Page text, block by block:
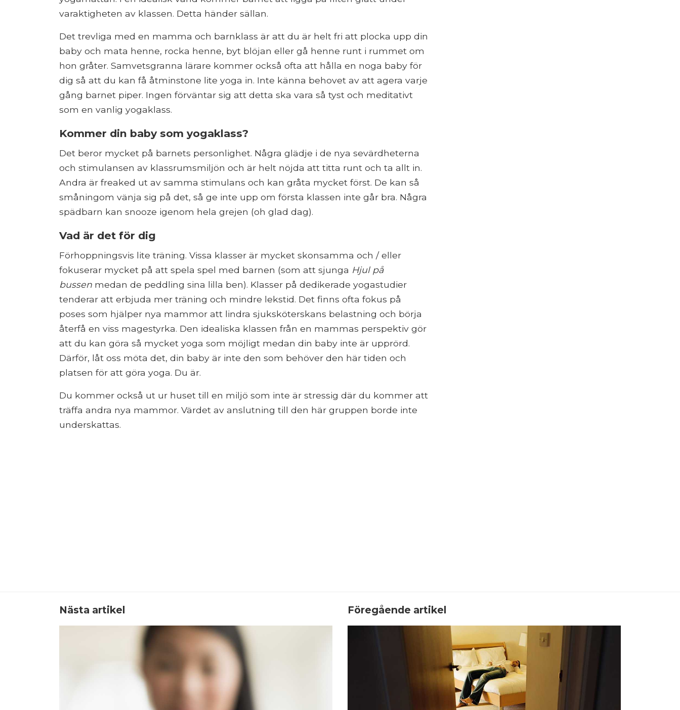
varaktigheten av klassen. Detta händer sällan.
Det trevliga med en mamma och barnklass är att du är helt fri att plocka upp din
baby och mata henne, rocka henne, byt blöjan eller gå henne runt i rummet om
hon gråter. Samvetsgranna lärare kommer också ofta att hålla en noga baby för
dig så att du kan få åtminstone lite yoga in. Inte känna behovet av att agera varje
gång barnet piper. Ingen förväntar sig att detta ska vara så tyst och meditativt
som en vanlig yogaklass.
Kommer din baby som yogaklass?
Det beror mycket på barnets personlighet. Några glädje i de nya sevärdheterna
och stimulansen av klassrumsmiljön och är helt nöjda att titta runt och ta allt in.
Andra är freaked ut av samma stimulans och kan gråta mycket först. De kan så
småningom vänja sig på det, så ge inte upp om första klassen inte går bra. Några
spädbarn kan snooze igenom hela grejen (oh glad dag).
Vad är det för dig
Förhoppningsvis lite träning. Vissa klasser är mycket skonsamma och / eller
fokuserar mycket på att spela spel med barnen (som att sjunga Hjul på
bussen medan de peddling sina lilla ben). Klasser på dedikerade yogastudier
tenderar att erbjuda mer träning och mindre lekstid. Det finns ofta fokus på
poses som hjälper nya mammor att lindra sjuksköterskans belastning och börja
återfå en viss magestyrka. Den idealiska klassen från en mammas perspektiv gör
att du kan göra så mycket yoga som möjligt medan din baby inte är upprörd.
Därför, låt oss möta det, din baby är inte den som behöver den här tiden och
platsen för att göra yoga. Du är.
Du kommer också ut ur huset till en miljö som inte är stressig där du kommer att
träffa andra nya mammor. Värdet av anslutning till den här gruppen borde inte
underskattas.
Nästa artikel Föregående artikel